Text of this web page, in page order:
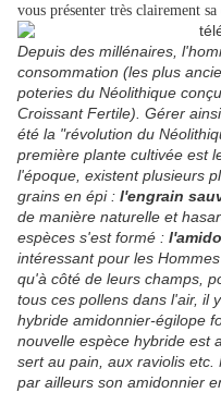
vous présenter très clairement sa
Depuis des millénaires,
consommation (les plus
poteries du Néolithique
Croissant Fertile). Gérer
été la "révolution du
première plante cultivée est
l'époque, existent plusieurs
grains en épi : l'engrain
de manière naturelle et
espèces s'est formé :
intéressant pour les
qu'à côté de leurs champs,
tous ces pollens dans l'air, il
hybride amidonnier-égilope
nouvelle espèce hybride est
sert au pain, aux raviolis
par ailleurs son amidonnier